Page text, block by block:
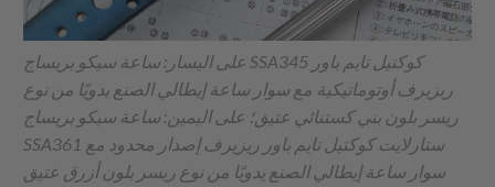
على اليسار: ساعة سيكو بريساج SSA345 كوكتيل تايم باور
ريزيرف أوتوماتيكية مع سوار ساعة إيطالي الصنع يدويًا من نوع
ريسر بلون بني كستنائي عتيق؛ على اليمين: ساعة سيكو بريساج
SSA361 ستارلايت كوكتيل تايم باور ريزيرف إصدار محدود مع
سوار ساعة إيطالي الصنع يدويًا من نوع ريسر بلون أزرق عتيق